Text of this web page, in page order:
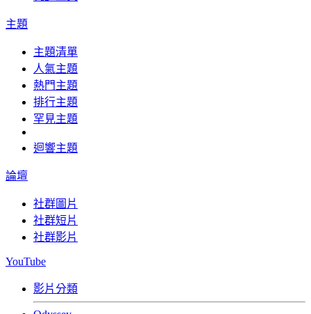
主題
主題清單
人氣主題
熱門主題
排行主題
罕見主題
迴響主題
論壇
社群圖片
社群短片
社群影片
YouTube
影片分類